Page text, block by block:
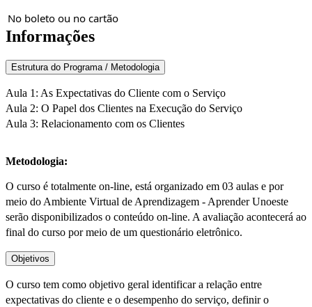
No boleto ou no cartão
Informações
Estrutura do Programa / Metodologia
Aula 1: As Expectativas do Cliente com o Serviço
Aula 2: O Papel dos Clientes na Execução do Serviço
Aula 3: Relacionamento com os Clientes
Metodologia:
O curso é totalmente on-line, está organizado em 03 aulas e por
meio do Ambiente Virtual de Aprendizagem - Aprender Unoeste
serão disponibilizados o conteúdo on-line. A avaliação acontecerá ao
final do curso por meio de um questionário eletrônico.
Objetivos
O curso tem como objetivo geral identificar a relação entre
expectativas do cliente e o desempenho do serviço, definir o